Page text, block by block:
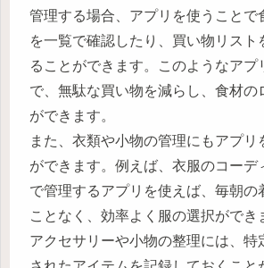
管理する場合、アプリを使うことで
を一覧で確認したり、買い物リスト
ることができます。このようなアプ
で、無駄な買い物を減らし、食材の
ができます。
また、衣類や小物の管理にもアプリ
ができます。例えば、衣服のコーデ
で管理するアプリを使えば、毎朝の
ことなく、効率よく服の選択ができ
アクセサリーや小物の整理には、特